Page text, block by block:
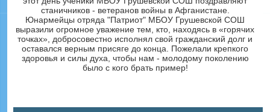
станичников - ветеранов войны в Афганистане.
Юнармейцы отряда "Патриот" МБОУ Грушевской СОШ
выразили огромное уважение тем, кто, находясь в «горячих
точках», добросовестно исполнял свой гражданский долг и
оставался верным присяге до конца. Пожелали крепкого
здоровья и силы духа, чтобы нам - молодому поколению
было с кого брать пример!